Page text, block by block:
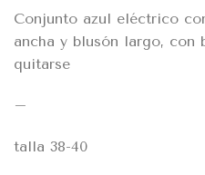
Conjunto azul eléctrico
ancha y blusón largo, con
quitarse
–
talla 38-40